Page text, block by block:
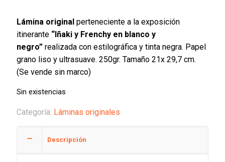
Lámina original perteneciente a la exposición
itinerante “Iñaki y Frenchy en blanco y
negro” realizada con estilográfica y tinta negra. Papel
grano liso y ultrasuave. 250gr. Tamaño 21x 29,7 cm.
(Se vende sin marco)
Sin existencias
Categoría: Láminas originales
Descripción